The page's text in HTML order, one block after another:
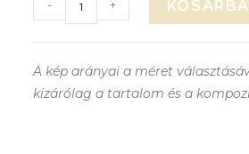
- +
A kép arányai a méret
kizárólag a tartalom és a